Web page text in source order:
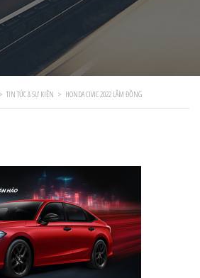
> TIN TỨC & SỰ KIỆN > HONDA CIVIC 2022 LÂM ĐỒNG